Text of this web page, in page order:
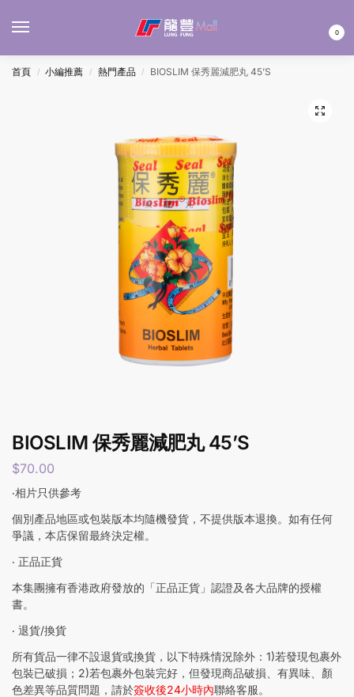
0
首頁 / 小編推薦 / 熱門產品 / BIOSLIM 保秀麗減肥丸 45’S
BIOSLIM 保秀麗減肥丸 45’S
$70.00
‧相片只供參考
個別產品地區或包裝版本均隨機發貨，不提供版本退換。如有任何
爭議，本店保留最終決定權。
‧ 正品正貨
本集團擁有香港政府發放的「正品正貨」認證及各大品牌的授權
書。
‧ 退貨/換貨
所有貨品一律不設退貨或換貨，以下特殊情況除外：1)若發現包裹外
包裝已破損；2)若包裹外包裝完好，但發現商品破損、有異味、顏
色差異等品質問題，請於簽收後24小時內聯絡客服。